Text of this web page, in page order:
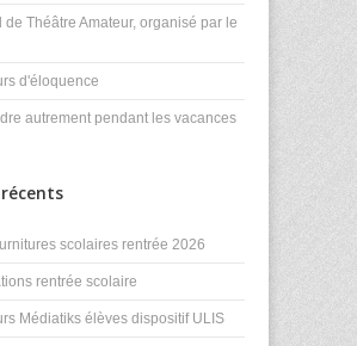
de Théâtre Amateur, organisé par le
d'éloquence
autrement pendant les vacances
scolaires rentrée 2026
rentrée scolaire
Médiatiks élèves dispositif ULIS